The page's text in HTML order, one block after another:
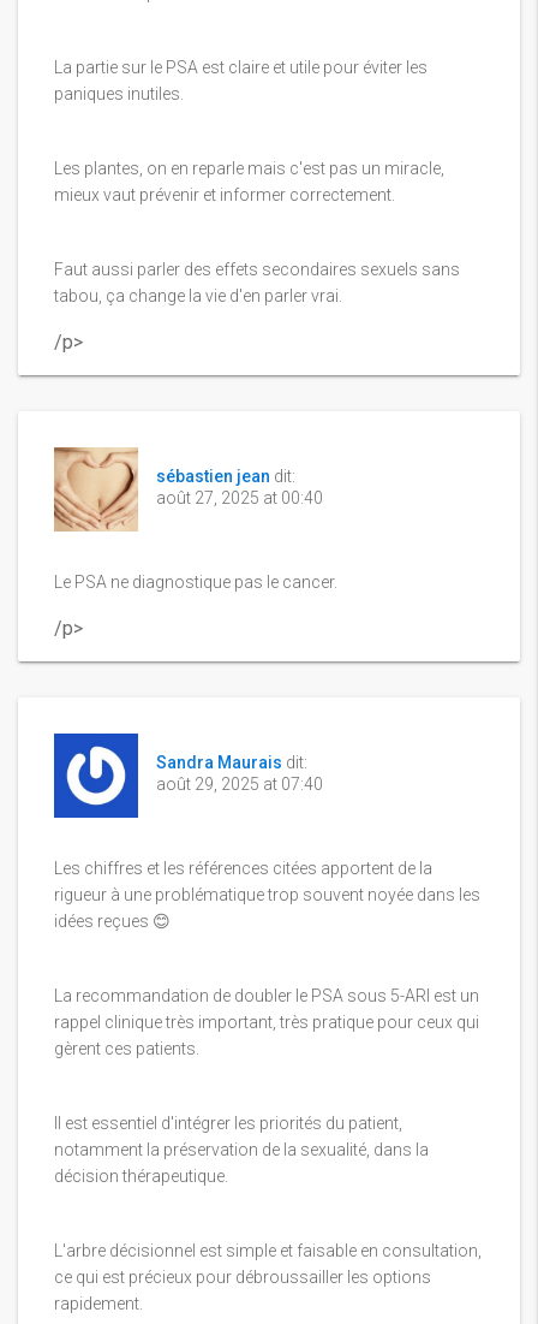
La partie sur le PSA est claire et utile pour éviter les
paniques inutiles.
Les plantes, on en reparle mais c'est pas un miracle,
mieux vaut prévenir et informer correctement.
Faut aussi parler des effets secondaires sexuels sans
tabou, ça change la vie d'en parler vrai.
/p>
sébastien jean dit:
août 27, 2025 at 00:40
Le PSA ne diagnostique pas le cancer.
/p>
Sandra Maurais dit:
août 29, 2025 at 07:40
Les chiffres et les références citées apportent de la
rigueur à une problématique trop souvent noyée dans les
idées reçues 😊
La recommandation de doubler le PSA sous 5-ARI est un
rappel clinique très important, très pratique pour ceux qui
gèrent ces patients.
Il est essentiel d'intégrer les priorités du patient,
notamment la préservation de la sexualité, dans la
décision thérapeutique.
L'arbre décisionnel est simple et faisable en consultation,
ce qui est précieux pour débroussailler les options
rapidement.